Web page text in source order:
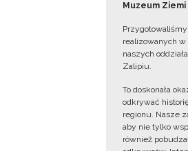
Muzeum
realizowanych w
naszych
Zalipiu.
To doskonała
odkrywać
regionu. Nasze
aby nie tylko
również